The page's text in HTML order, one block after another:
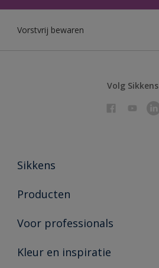
Vorstvrij bewaren
Volg Sikkens
Sikkens
Over Sikkens
Duurzaamheid
Producten
Producten voor binnen
Vind je verkooppunt
Voor professionals
Sikkens Partners 🔗
Kleur en inspiratie